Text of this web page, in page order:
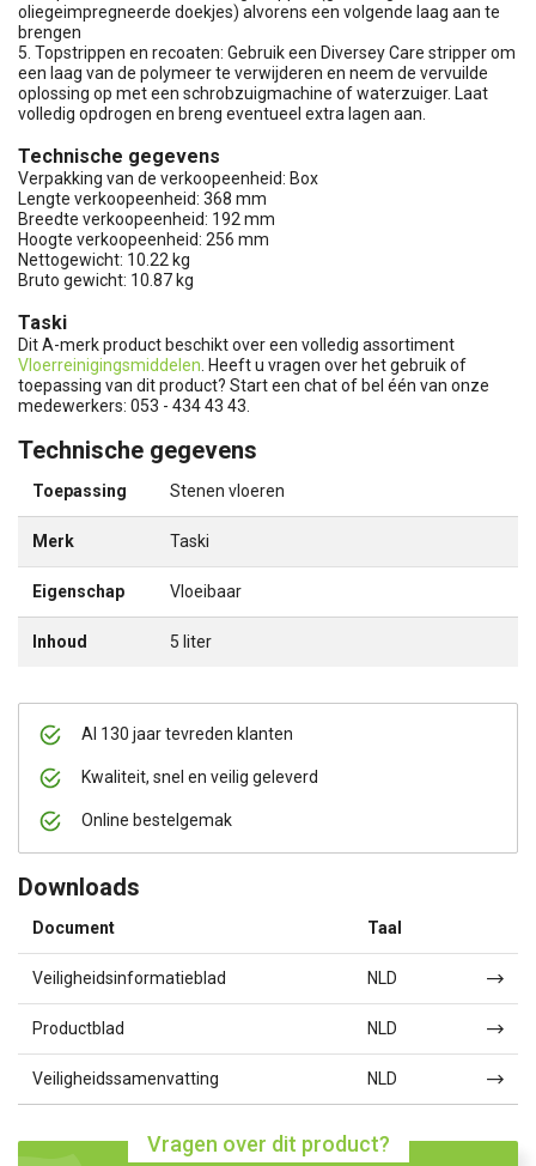
Al 130 jaar tevreden klanten
Kwaliteit, snel en veilig geleverd
Online bestelgemak
Downloads
Document Taal
Veiligheidsinformatieblad NLD
Productblad NLD
Veiligheidssamenvatting NLD
Vragen over dit product?
oliegeimpregneerde doekjes) alvorens een volgende laag aan te
brengen
5. Topstrippen en recoaten: Gebruik een Diversey Care stripper om
een laag van de polymeer te verwijderen en neem de vervuilde
oplossing op met een schrobzuigmachine of waterzuiger. Laat
volledig opdrogen en breng eventueel extra lagen aan.
Technische gegevens
Verpakking van de verkoopeenheid: Box
Lengte verkoopeenheid: 368 mm
Breedte verkoopeenheid: 192 mm
Hoogte verkoopeenheid: 256 mm
Nettogewicht: 10.22 kg
Bruto gewicht: 10.87 kg
Taski
Dit A-merk product beschikt over een volledig assortiment
Vloerreinigingsmiddelen . Heeft u vragen over het gebruik of
toepassing van dit product? Start een chat of bel één van onze
medewerkers: 053 - 434 43 43.
Technische gegevens
Toepassing Stenen vloeren
Merk Taski
Eigenschap Vloeibaar
Inhoud 5 liter